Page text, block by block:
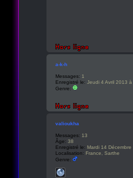
a-k-h
Messages: 1
Enregistré le: Jeudi 4 Avril 2013
Genre:
valioukha
Messages: 13
Âge: 38
Enregistré le: Mardi 14
Localisation: France, Sarthe
Genre: